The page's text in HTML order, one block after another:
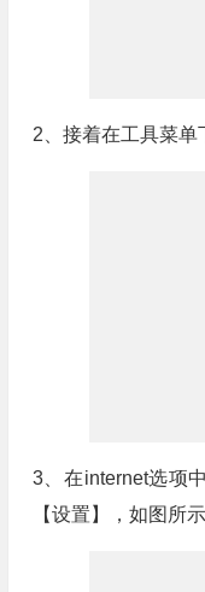
2、接着在工具菜单
3、在internet选项
【设置】，如图所示